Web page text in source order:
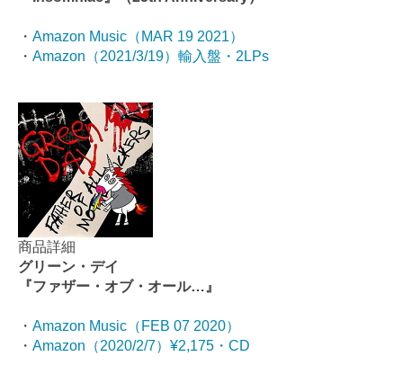
・ Amazon Music（MAR 19 2021）
・ Amazon（2021/3/19）輸入盤・2LPs
商品詳細
グリーン・デイ
『ファザー・オブ・オール…』
・ Amazon Music（FEB 07 2020）
・ Amazon（2020/2/7）¥2,175・CD